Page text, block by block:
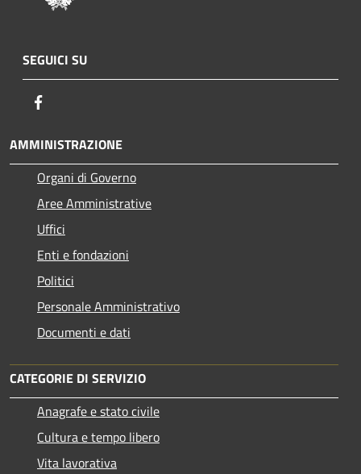
SEGUICI SU
AMMINISTRAZIONE
Organi di Governo
Aree Amministrative
Uffici
Enti e fondazioni
Politici
Personale Amministrativo
Documenti e dati
CATEGORIE DI SERVIZIO
Anagrafe e stato civile
Cultura e tempo libero
Vita lavorativa